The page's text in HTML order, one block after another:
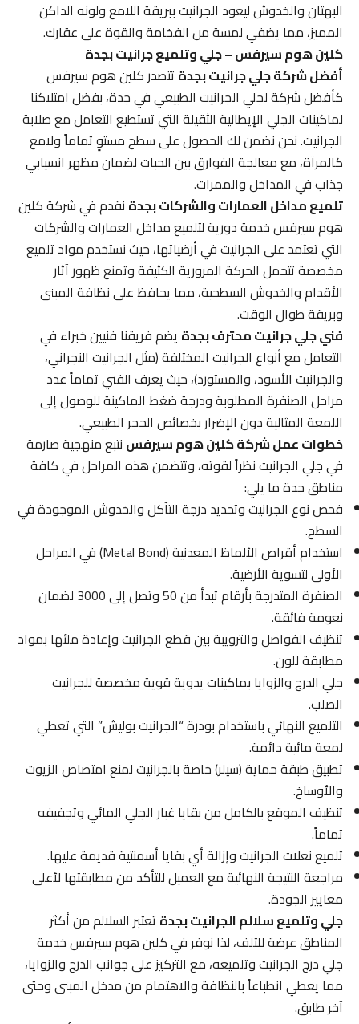
البهتان والخدوش ليعود الجرانيت ببريقة اللامع ولونه الداكن
المميز، مما يضفي لمسة من الفخامة والقوة على عقارك.
كلين هوم سيرفس – جلي وتلميع جرانيت بجدة
أفضل شركة جلي جرانيت بجدةتتصدر كلين هوم سيرفس
كأفضل شركة لجلي الجرانيت الطبيعي في جدة، بفضل امتلاكنا
لماكينات الجلي الإيطالية الثقيلة التي تستطيع التعامل مع صلابة
الجرانيت. نحن نضمن لك الحصول على سطح مستوٍ تماماً ولامع
كالمرآة، مع معالجة الفوارق بين الحبات لضمان مظهر انسيابي
جذاب في المداخل والممرات.
تلميع مداخل العمارات والشركات بجدةنقدم في شركة كلين
هوم سيرفس خدمة دورية لتلميع مداخل العمارات والشركات
التي تعتمد على الجرانيت في أرضياتها، حيث نستخدم مواد تلميع
مخصصة تتحمل الحركة المرورية الكثيفة وتمنع ظهور آثار
الأقدام والخدوش السطحية، مما يحافظ على نظافة المبنى
وبريقة طوال الوقت.
فني جلي جرانيت محترف بجدةيضم فريقنا فنيين خبراء في
التعامل مع أنواع الجرانيت المختلفة (مثل الجرانيت النجراني،
والجرانيت الأسود، والمستورد)، حيث يعرف الفني تماماً عدد
مراحل الصنفرة المطلوبة ودرجة ضغط الماكينة للوصول إلى
اللمعة المثالية دون الإضرار بخصائص الحجر الطبيعي.
خطوات عمل شركة كلين هوم سيرفسنتبع منهجية صارمة
في جلي الجرانيت نظراً لقوته، وتتضمن هذه المراحل في كافة
مناطق جدة ما يلي:
فحص نوع الجرانيت وتحديد درجة التآكل والخدوش الموجودة في
السطح.
استخدام أقراص الألماظ المعدنية (Metal Bond) في المراحل
الأولى لتسوية الأرضية.
الصنفرة المتدرجة بأرقام تبدأ من 50 وتصل إلى 3000 لضمان
نعومة فائقة.
تنظيف الفواصل والترويبة بين قطع الجرانيت وإعادة ملئها بمواد
مطابقة للون.
جلي الدرج والزوايا بماكينات يدوية قوية مخصصة للجرانيت
الصلب.
التلميع النهائي باستخدام بودرة “الجرانيت بوليش” التي تعطي
لمعة مائية دائمة.
تطبيق طبقة حماية (سيلر) خاصة بالجرانيت لمنع امتصاص الزيوت
والأوساخ.
تنظيف الموقع بالكامل من بقايا غبار الجلي المائي وتجفيفه
تماماً.
تلميع نعلات الجرانيت وإزالة أي بقايا أسمنتية قديمة عليها.
مراجعة النتيجة النهائية مع العميل للتأكد من مطابقتها لأعلى
معايير الجودة.
جلي وتلميع سلالم الجرانيت بجدةتعتبر السلالم من أكثر
المناطق عرضة للتلف، لذا نوفر في كلين هوم سيرفس خدمة
جلي درج الجرانيت وتلميعه، مع التركيز على جوانب الدرج والزوايا،
مما يعطي انطباعاً بالنظافة والاهتمام من مدخل المبنى وحتى
آخر طابق.